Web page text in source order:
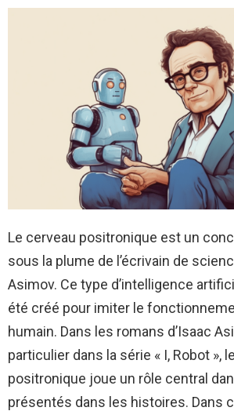
Le cerveau positronique est un
sous la plume de l’écrivain de
Asimov. Ce type d’intelligence
été créé pour imiter le
humain. Dans les romans d’Isaac
particulier dans la série « I, Robot »,
positronique joue un rôle central
présentés dans les histoires. Dans